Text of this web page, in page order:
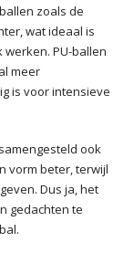
zoals de
wat ideaal is
PU-ballen
meer
is voor intensieve
ook
vorm beter, terwijl
Dus ja, het
gedachten te